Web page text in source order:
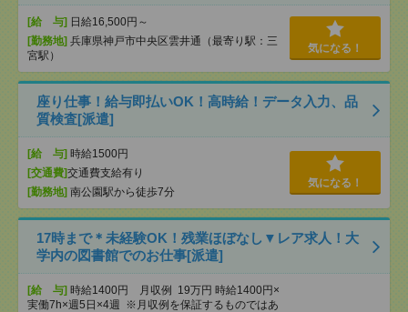
[給 与] 日給16,500円～
[勤務地] 兵庫県神戸市中央区雲井通（最寄り駅：三
宮駅）
気になる！
座り仕事！給与即払いOK！高時給！データ入力、品
質検査[派遣]
[給 与] 時給1500円
[交通費]交通費支給有り
[勤務地] 南公園駅から徒歩7分
気になる！
17時まで＊未経験OK！残業ほぼなし▼レア求人！大
学内の図書館でのお仕事[派遣]
[給 与] 時給1400円 月収例 19万円 時給1400円×
実働7h×週5日×4週 ※月収例を保証するものではあ